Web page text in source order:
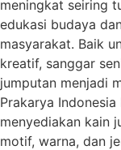
meningkat seiring
edukasi budaya
masyarakat. Baik
kreatif, sanggar
jumputan menjadi
Prakarya
menyediakan kain
motif, warna, dan